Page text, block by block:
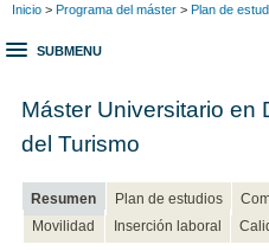
Inicio > Programa del máster > Plan de
SUBMENU
Máster Universitario en
del Turismo
Resumen Plan de estudios
Movilidad
Inserción laboral